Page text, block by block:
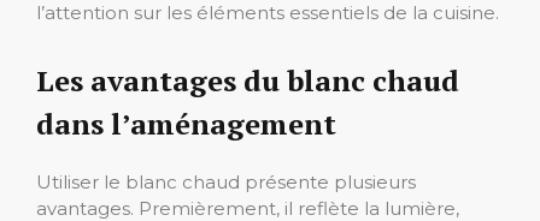
l’attention sur les éléments essentiels de la cuisine.
Les avantages du blanc chaud
dans l’aménagement
Utiliser le blanc chaud présente plusieurs
avantages. Premièrement, il reflète la lumière,